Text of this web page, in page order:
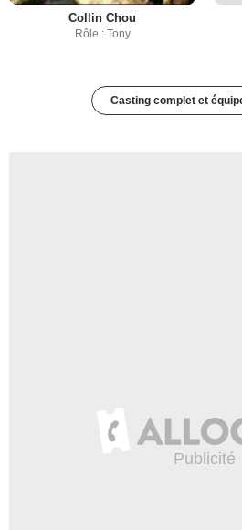
Collin Chou
Rôle : Tony
Casting complet et